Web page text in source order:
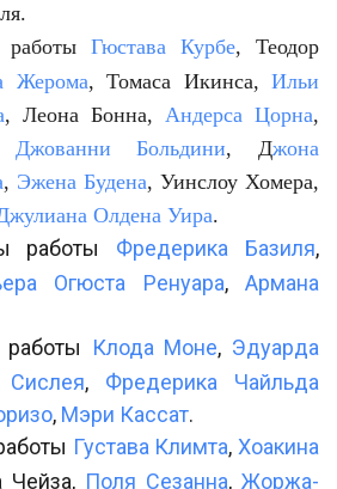
работы Гюстава Курбе, Теодор
Жерома, Томаса Икинса,Ильи
, Леона Бонна, Андерса Цорна,
Джованни Больдини, Джона
, Эжена Будена, Уинслоу Хомера,
Олдена Уира.
работы Фредерика Базиля,
Огюста Ренуара,Армана
Клода Моне, Эдуарда
, Фредерика Чайльда
, Мэри Кассат.
Густава Климта, Хоакина
Чейза, Поля Сезанна, Жоржа-